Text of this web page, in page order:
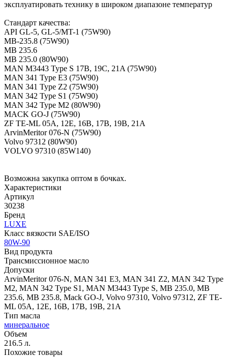
эксплуатировать технику в широком диапазоне температур
Стандарт качества:
API GL-5, GL-5/MT-1 (75W90)
MB-235.8 (75W90)
MB 235.6
MB 235.0 (80W90)
MAN M3443 Type S 17B, 19C, 21A (75W90)
MAN 341 Type E3 (75W90)
MAN 341 Type Z2 (75W90)
MAN 342 Type S1 (75W90)
MAN 342 Type M2 (80W90)
MACK GO-J (75W90)
ZF TE-ML 05A, 12E, 16B, 17B, 19B, 21A
ArvinMeritor 076-N (75W90)
Volvo 97312 (80W90)
VOLVO 97310 (85W140)
Возможна закупка оптом в бочках.
Характеристики
Артикул
30238
Бренд
LUXE
Класс вязкости SAE/ISO
80W-90
Вид продукта
Трансмиссионное масло
Допуски
ArvinMeritor 076-N, MAN 341 E3, MAN 341 Z2, MAN 342 Type
M2, MAN 342 Type S1, MAN M3443 Type S, MB 235.0, MB
235.6, MB 235.8, Mack GO-J, Volvo 97310, Volvo 97312, ZF TE-
ML 05A, 12E, 16B, 17B, 19B, 21A
Тип масла
минеральное
Объем
216.5 л.
Похожие товары